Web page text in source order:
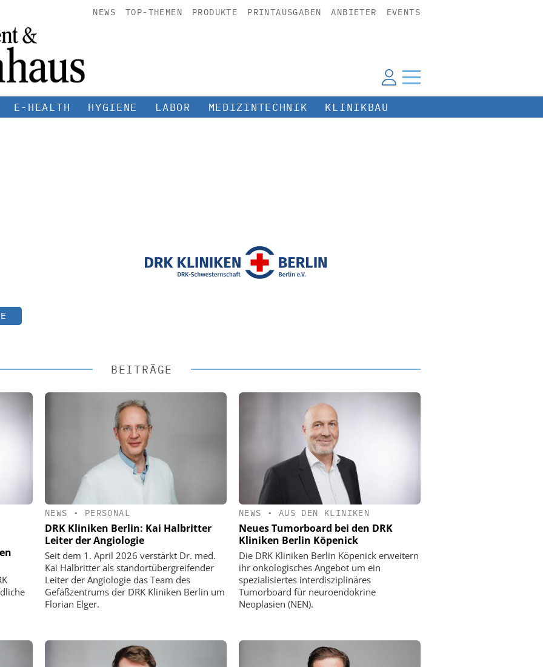
NEWS TOP-THEMEN PRODUKTE PRINTAUSGABEN ANBIETER EVENTS
E-HEALTH HYGIENE LABOR MEDIZINTECHNIK KLINIKBAU
BEITRÄGE
NEWS • PERSONAL
DRK Kliniken Berlin: Kai Halbritter
Leiter der Angiologie
Seit dem 1. April 2026 verstärkt Dr. med.
Kai Halbritter als standortübergreifender
Leiter der Angiologie das Team des
Gefäßzentrums der DRK Kliniken Berlin um
Florian Elger.
NEWS • AUS DEN KLINIKEN
Neues Tumorboard bei den DRK
Kliniken Berlin Köpenick
Die DRK Kliniken Berlin Köpenick erweitern
ihr onkologisches Angebot um ein
spezialisiertes interdisziplinäres
Tumorboard für neuroendokrine
Neoplasien (NEN).